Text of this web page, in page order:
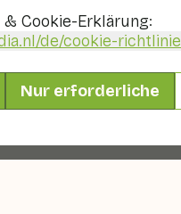
Cookie-Erklärung:
/de/cookie-richtlinie
Nur erforderliche